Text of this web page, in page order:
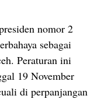
nomor 2
sebagai
Peraturan ini
19 November
di perpanjangan